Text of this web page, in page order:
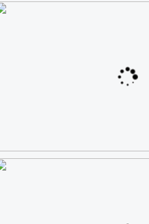
巴图 古风白衣女孩骑马壁纸